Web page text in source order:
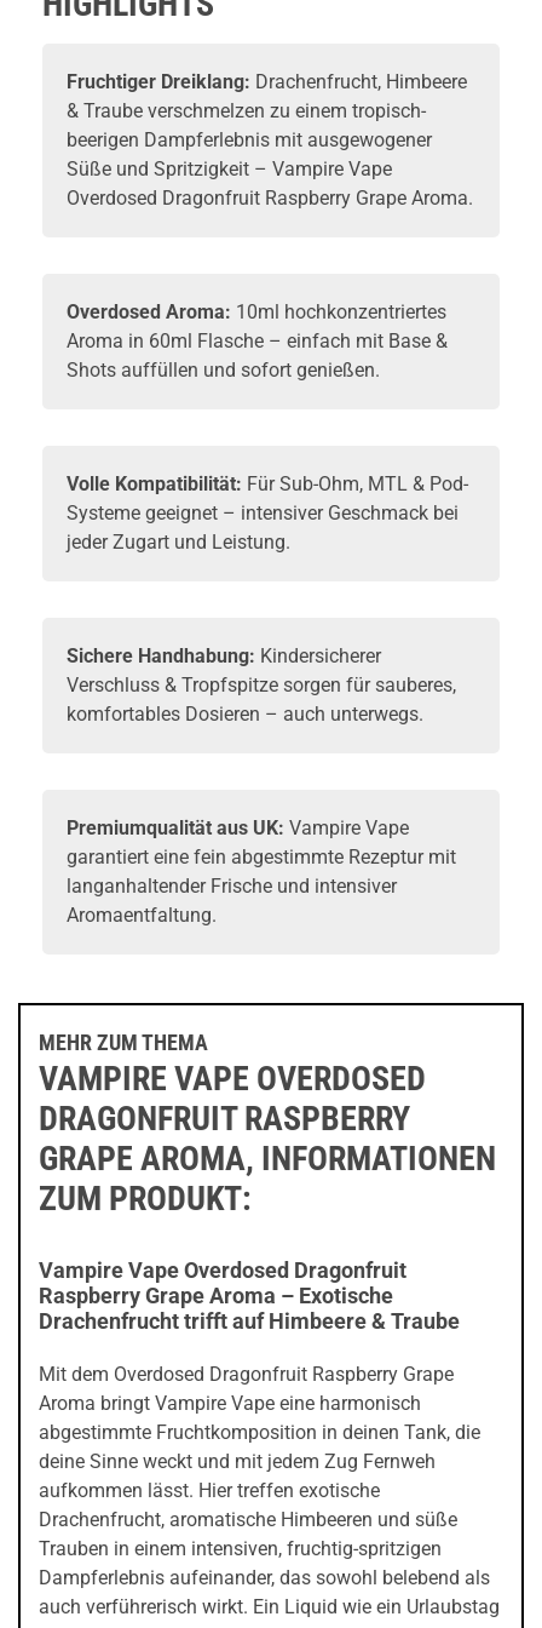
Fruchtiger Dreiklang: Drachenfrucht, Himbeere
& Traube verschmelzen zu einem tropisch-
beerigen Dampferlebnis mit ausgewogener
Süße und Spritzigkeit – Vampire Vape
Overdosed Dragonfruit Raspberry Grape Aroma.
Overdosed Aroma: 10ml hochkonzentriertes
Aroma in 60ml Flasche – einfach mit Base &
Shots auffüllen und sofort genießen.
Volle Kompatibilität: Für Sub-Ohm, MTL & Pod-
Systeme geeignet – intensiver Geschmack bei
jeder Zugart und Leistung.
Sichere Handhabung: Kindersicherer
Verschluss & Tropfspitze sorgen für sauberes,
komfortables Dosieren – auch unterwegs.
Premiumqualität aus UK: Vampire Vape
garantiert eine fein abgestimmte Rezeptur mit
langanhaltender Frische und intensiver
Aromaentfaltung.
MEHR ZUM THEMA
VAMPIRE VAPE OVERDOSED
DRAGONFRUIT RASPBERRY
GRAPE AROMA, INFORMATIONEN
ZUM PRODUKT:
Vampire Vape Overdosed Dragonfruit
Raspberry Grape Aroma – Exotische
Drachenfrucht trifft auf Himbeere & Traube
Mit dem Overdosed Dragonfruit Raspberry Grape
Aroma bringt Vampire Vape eine harmonisch
abgestimmte Fruchtkomposition in deinen Tank, die
deine Sinne weckt und mit jedem Zug Fernweh
aufkommen lässt. Hier treffen exotische
Drachenfrucht, aromatische Himbeeren und süße
Trauben in einem intensiven, fruchtig-spritzigen
Dampferlebnis aufeinander, das sowohl belebend als
auch verführerisch wirkt. Ein Liquid wie ein Urlaubstag